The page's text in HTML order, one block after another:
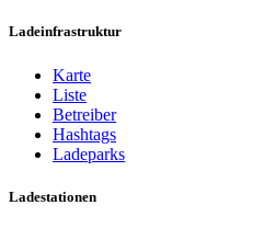
Ladeinfrastruktur
Karte
Liste
Betreiber
Hashtags
Ladeparks
Ladestationen